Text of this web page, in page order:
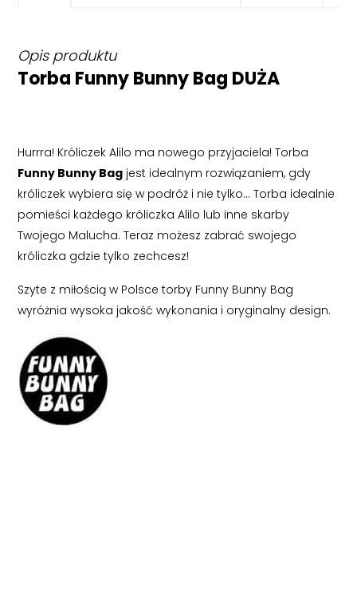
Opis produktu
Torba Funny Bunny Bag DUŻA
Hurrra! Króliczek Alilo ma nowego przyjaciela! Torba
Funny Bunny Bag jest idealnym rozwiązaniem, gdy
króliczek wybiera się w podróż i nie tylko… Torba idealnie
pomieści każdego króliczka Alilo lub inne skarby
Twojego Malucha. Teraz możesz zabrać swojego
króliczka gdzie tylko zechcesz!
Szyte z miłością w Polsce torby Funny Bunny Bag
wyróżnia wysoka jakość wykonania i oryginalny design.